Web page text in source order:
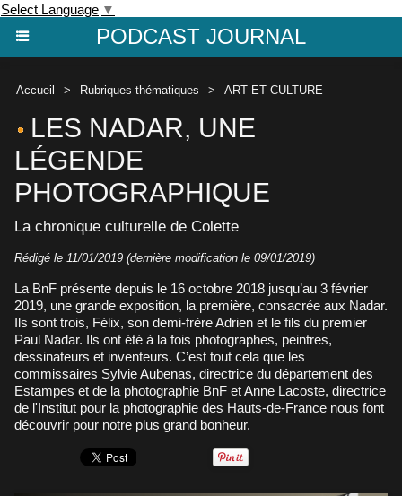
Select Language ▼
PODCAST JOURNAL
Accueil > Rubriques thématiques > ART ET CULTURE
LES NADAR, UNE
LÉGENDE
PHOTOGRAPHIQUE
La chronique culturelle de Colette
Rédigé le 11/01/2019 (dernière modification le 09/01/2019)
La BnF présente depuis le 16 octobre 2018 jusqu’au 3 février
2019, une grande exposition, la première, consacrée aux Nadar.
Ils sont trois, Félix, son demi-frère Adrien et le fils du premier
Paul Nadar. Ils ont été à la fois photographes, peintres,
dessinateurs et inventeurs. C’est tout cela que les
commissaires Sylvie Aubenas, directrice du département des
Estampes et de la photographie BnF et Anne Lacoste, directrice
de l'Institut pour la photographie des Hauts-de-France nous font
découvrir pour notre plus grand bonheur.